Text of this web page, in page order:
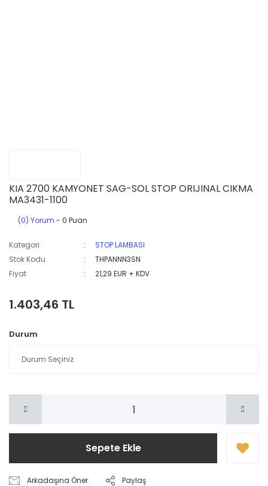
KIA 2700 KAMYONET SAG-SOL STOP ORIJINAL CIKMA
MA3431-1100
(0) Yorum - 0 Puan
Kategori
STOP LAMBASI
Stok Kodu
THPANNN3SN
Fiyat
21,29 EUR + KDV
1.403,46 TL
Durum
Sepete Ekle
Arkadaşına Öner Paylaş